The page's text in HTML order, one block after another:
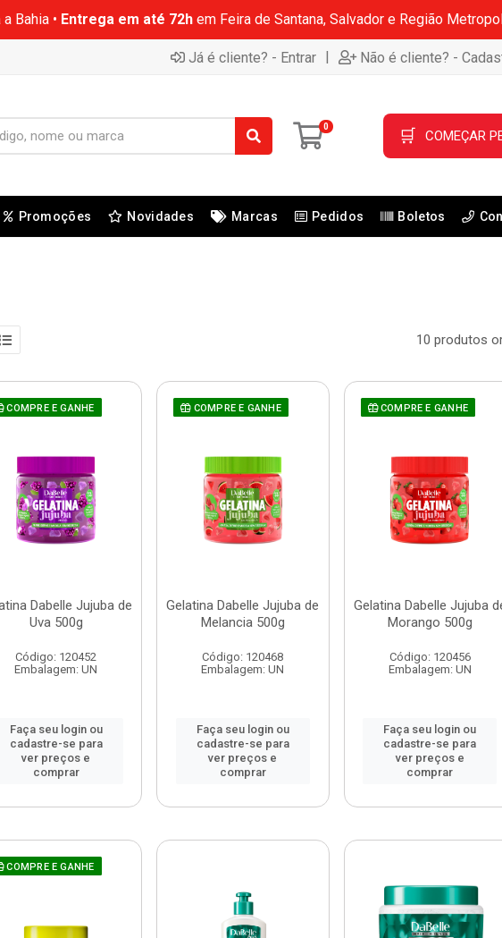
Bahia • Entrega em até 72hem Feira de Santana, Salvador e Região
Já é cliente? - Entrar | Não é cliente? -
0 🛒 COMEÇAR
Promoções Novidades Marcas Pedidos Boletos
10 produtos
COMPRE E GANHE
Dabelle Jujuba de
Uva 500g
Código: 120452
Embalagem: UN
Faça seu login ou
cadastre-se para
ver preços e
comprar
COMPRE E GANHE
Gelatina Dabelle Jujuba de
Melancia 500g
Código: 120468
Embalagem: UN
Faça seu login ou
cadastre-se para
ver preços e
comprar
COMPRE E GANHE
Gelatina Dabelle Jujuba
Morango 500g
Código: 120456
Embalagem: UN
Faça seu login ou
cadastre-se para
ver preços e
comprar
COMPRE E GANHE